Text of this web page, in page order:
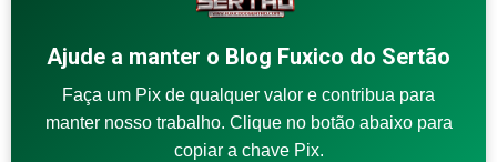
Ajude a manter o Blog Fuxico do Sertão
Faça um Pix de qualquer valor e contribua para
manter nosso trabalho. Clique no botão abaixo para
copiar a chave Pix.